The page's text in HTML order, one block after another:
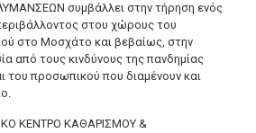
συμβάλλει στην τήρηση ενός
στου χώρους του
στο Μοσχάτο και βεβαίως, στην
από τους κινδύνους της πανδημίας
του προσωπικού που διαμένουν και
ΚΕΝΤΡΟ ΚΑΘΑΡΙΣΜΟΥ &